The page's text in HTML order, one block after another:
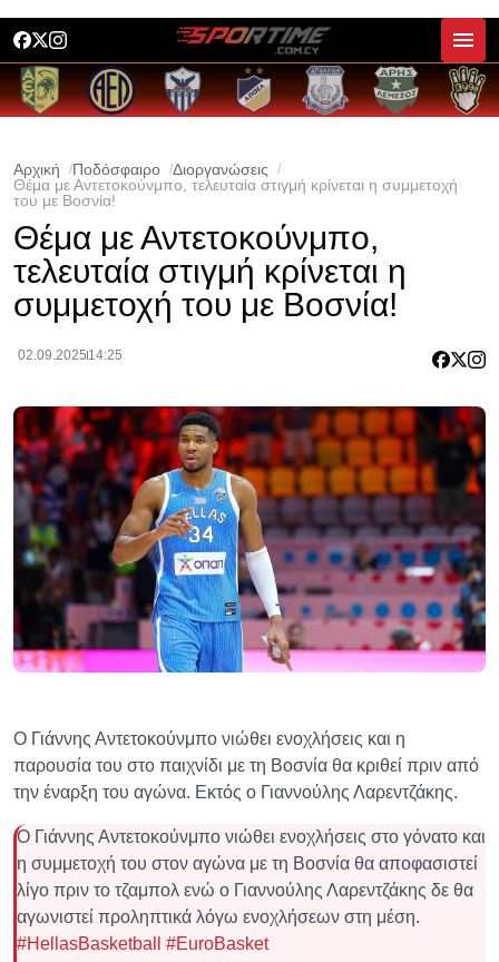
Αρχική Ποδόσφαιρο
Διοργανώσεις
Θέμα με Αντετοκούνμπο, τελευταία στιγμή κρίνεται η συμμετοχή
του με Βοσνία!
Θέμα με Αντετοκούνμπο,
τελευταία στιγμή κρίνεται η
συμμετοχή του με Βοσνία!
02.09.2025 14:25
Ο Γιάννης Αντετοκούνμπο νιώθει ενοχλήσεις και η
παρουσία του στο παιχνίδι με τη Βοσνία θα κριθεί πριν από
την έναρξη του αγώνα. Εκτός ο Γιαννούλης Λαρεντζάκης.
Ο Γιάννης Αντετοκούνμπο νιώθει ενοχλήσεις στο γόνατο και
η συμμετοχή του στον αγώνα με τη Βοσνία θα αποφασιστεί
λίγο πριν το τζαμπολ ενώ ο Γιαννούλης Λαρεντζάκης δε θα
αγωνιστεί προληπτικά λόγω ενοχλήσεων στη μέση.
#HellasBasketball
#EuroBasket